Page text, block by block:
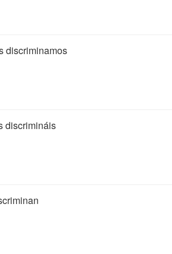
discriminamos
discrimináis